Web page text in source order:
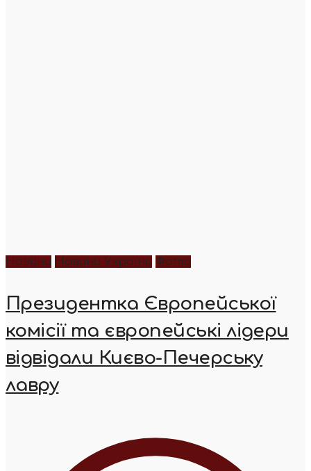
Новини Новини України Фото
Президентка Європейської
комісії та європейські лідери
відвідали Києво-Печерську
лавру